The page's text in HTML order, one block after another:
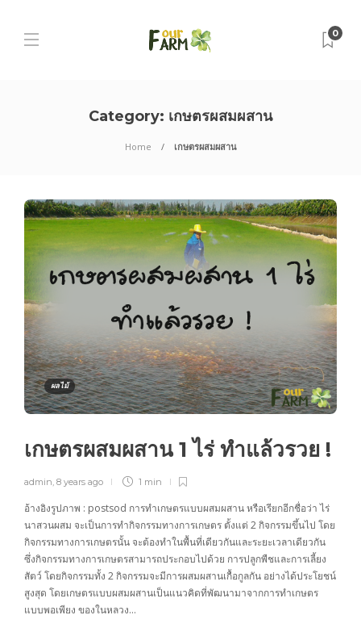
0
Category: เกษตรผสมผสาน
Home เกษตรผสมผสาน
ผลไม้
เกษตรผสมผสาน 1 ไร่ ทำแล้วรวย !
admin, 8 years ago 1 min
อ้างอิงรูปภาพ : postsod การทำเกษตรแบบผสมผสาน หรือเรียกอีกชื่อว่า ไร่
นาสวนผสม จะเป็นการทำกิจกรรมทางการเกษตร ตั้งแต่ 2 กิจกรรมขึ้นไป โดย
กิจกรรมทางการเกษตรนั้น จะต้องทำในพื้นที่เดียวกันและระยะเวลาเดียวกัน
ซึ่งกิจกรรมทางการเกษตรสามารถประกอบไปด้วย การปลูกพืชและการเลี้ยง
สัตว์ โดยกิจกรรมทั้ง 2 กิจกรรมจะมีการผสมผสานเกื้อกูลกัน อย่างได้ประโยชน์
สูงสุด โดยเกษตรแบบผสมผสานเป็นแนวคิดที่พัฒนามาจากการทำเกษตร
แบบพอเพียง ของในหลวง…